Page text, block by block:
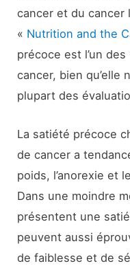
cancer et du cancer
« Nutrition and the
précoce est l’un
cancer, bien qu’elle
plupart des
La satiété précoce
de cancer a
poids, l’anorexie et
Dans une moindre
présentent une
peuvent aussi
de faiblesse et de